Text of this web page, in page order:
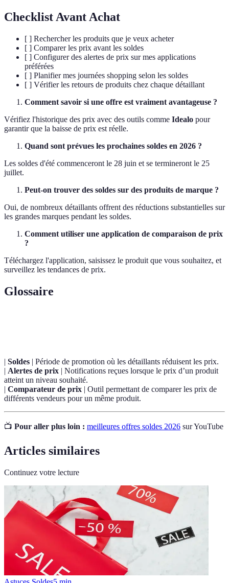
Checklist Avant Achat
[ ] Rechercher les produits que je veux acheter
[ ] Comparer les prix avant les soldes
[ ] Configurer des alertes de prix sur mes applications
préférées
[ ] Planifier mes journées shopping selon les soldes
[ ] Vérifier les retours de produits chez chaque détaillant
Comment savoir si une offre est vraiment avantageuse ?
Vérifiez l'historique des prix avec des outils comme Idealo pour
garantir que la baisse de prix est réelle.
Quand sont prévues les prochaines soldes en 2026 ?
Les soldes d'été commenceront le 28 juin et se termineront le 25
juillet.
Peut-on trouver des soldes sur des produits de marque ?
Oui, de nombreux détaillants offrent des réductions substantielles sur
les grandes marques pendant les soldes.
Comment utiliser une application de comparaison de prix
?
Téléchargez l'application, saisissez le produit que vous souhaitez, et
surveillez les tendances de prix.
Glossaire
| Soldes | Période de promotion où les détaillants réduisent les prix.
| Alertes de prix | Notifications reçues lorsque le prix d’un produit
atteint un niveau souhaité.
| Comparateur de prix | Outil permettant de comparer les prix de
différents vendeurs pour un même produit.
📺 Pour aller plus loin : meilleures offres soldes 2026 sur YouTube
Articles similaires
Continuez votre lecture